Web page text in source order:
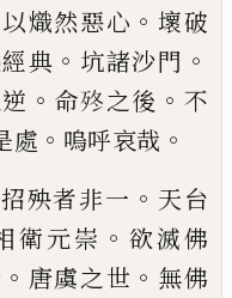
以熾然惡心 。 壞破
典 。 坑諸沙門 。
。 命𣧩之後 。 不
處 。 嗚呼哀哉 。
殃者非一 。 天台
衛元崇 。 欲滅佛
。 唐虞之世 。 無佛